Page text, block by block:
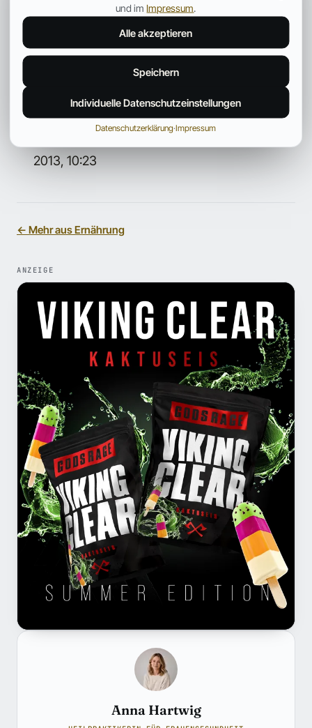
Referenzen:
Khaled Trabelsi, et. al., “Effect of fed- versus
fasted state resistance training during
metabolic parameters in bodybuilders,” Journal
of the International Society of Sports Nutrition
2013, 10:23
← Mehr aus Ernährung
ANZEIGE
Anna Hartwig
und im Impressum.
Alle akzeptieren
Speichern
Individuelle Datenschutzeinstellungen
Datenschutzerklärung·Impressum